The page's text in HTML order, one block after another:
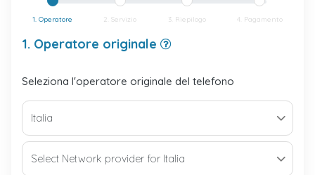
1. Operatore 2. Servizio 3. Riepilogo 4. Pagamento
1. Operatore originale
Seleziona l'operatore originale del telefono